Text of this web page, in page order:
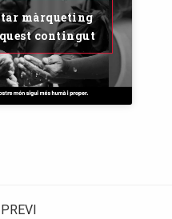
màrqueting
contingut